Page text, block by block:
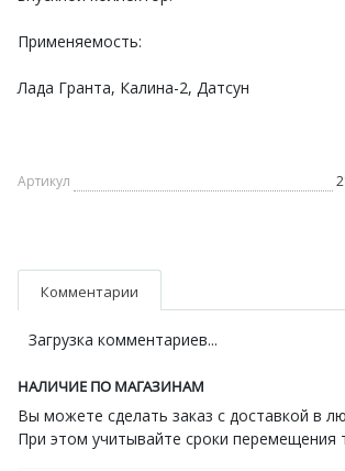
Применяемость:
Лада Гранта, Калина-2, Датсун
Артикул
Комментарии
Загрузка комментариев...
НАЛИЧИЕ ПО МАГАЗИНАМ
Вы можете сделать заказ с доставкой в
При этом учитывайте сроки перемещения